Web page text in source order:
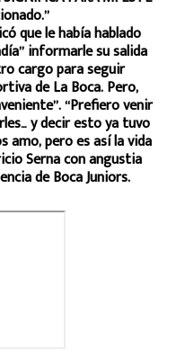
que le había hablado
informarle su salida
cargo para seguir
de La Boca. Pero,
“Prefiero venir
y decir esto ya tuvo
amo, pero es así la vida
Serna con angustia
de Boca Juniors.